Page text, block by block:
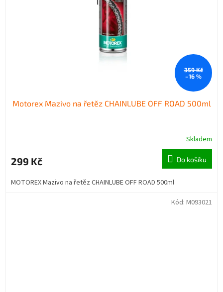
359 Kč
–16 %
Motorex Mazivo na řetěz CHAINLUBE OFF ROAD 500ml
Skladem
299 Kč Do košíku
MOTOREX Mazivo na řetěz CHAINLUBE OFF ROAD 500ml
Kód: M093021